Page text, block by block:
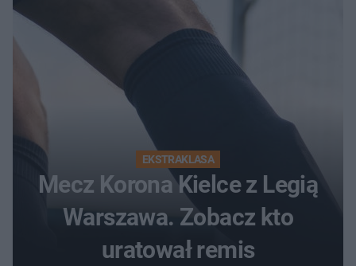
EKSTRAKLASA
Mecz Korona Kielce z Legią
Warszawa. Zobacz kto
uratował remis